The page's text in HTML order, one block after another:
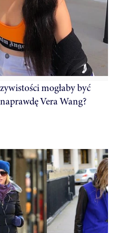
mogłaby być
Vera Wang?